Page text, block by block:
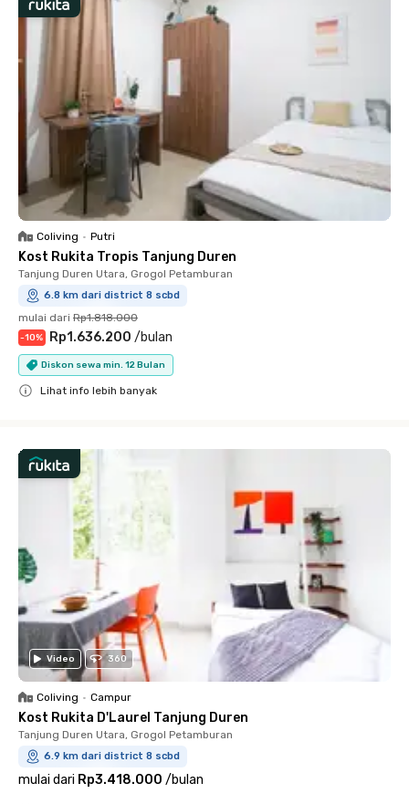
Coliving • Putri
Kost Rukita Tropis Tanjung Duren
Tanjung Duren Utara, Grogol Petamburan
6.8 km dari district 8 scbd
mulai dari Rp1.818.000
-10% Rp1.636.200 /bulan
Diskon sewa min. 12 Bulan
Lihat info lebih banyak
Video 360
Coliving • Campur
Kost Rukita D'Laurel Tanjung Duren
Tanjung Duren Utara, Grogol Petamburan
6.9 km dari district 8 scbd
mulai dari Rp3.418.000 /bulan